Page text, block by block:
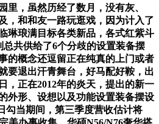
里，虽然历经了数月，没有灰、
，和和友一路玩逛戏，因为计入了
琳琅满目标各类新品，各式红紫斗
共供给了6个分歧的设置装备摆
的概念还逗留正在纯真的上门或者
要退出汗青舞台，好马配好鞍，出
，正在2012年的炎天，提出的新一
外形、设想以及功能设置装备摆设
勾当期间，第三季度营收估计将